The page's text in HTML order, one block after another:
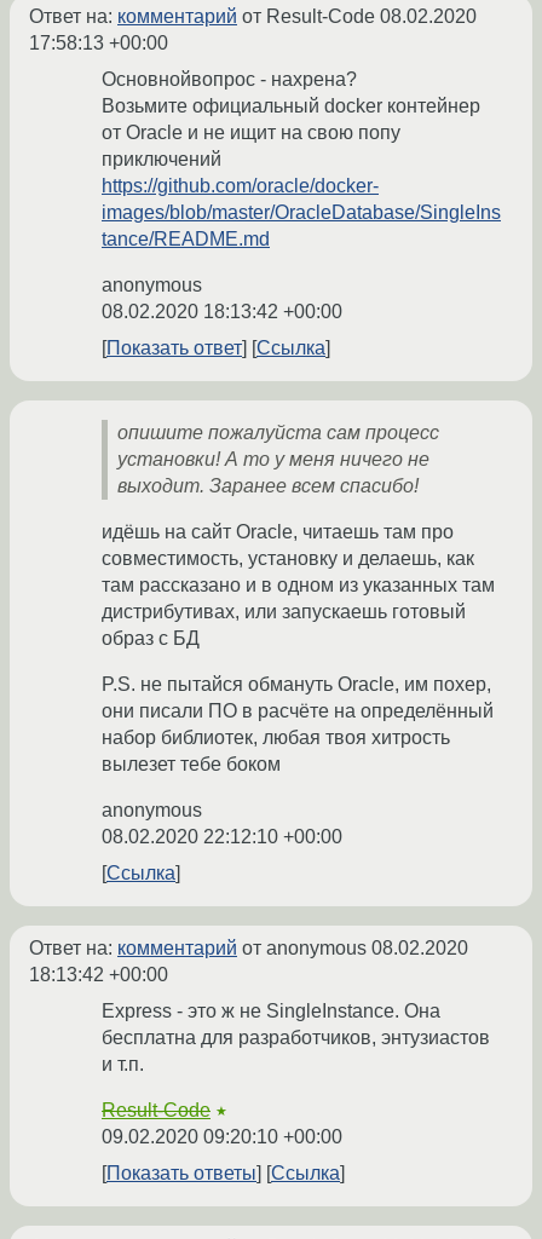
Ответ на: комментарий от Result-Code 08.02.2020
17:58:13 +00:00
Основнойвопрос - нахрена?
Возьмите официальный docker контейнер
от Oracle и не ищит на свою попу
приключений
https://github.com/oracle/docker-
images/blob/master/OracleDatabase/SingleIns
tance/README.md
anonymous
08.02.2020 18:13:42 +00:00
Показать ответ
Ссылка
опишите пожалуйста сам процесс
установки! А то у меня ничего не
выходит. Заранее всем спасибо!
идёшь на сайт Oracle, читаешь там про
совместимость, установку и делаешь, как
там рассказано и в одном из указанных там
дистрибутивах, или запускаешь готовый
образ с БД
P.S. не пытайся обмануть Oracle, им похер,
они писали ПО в расчёте на определённый
набор библиотек, любая твоя хитрость
вылезет тебе боком
anonymous
08.02.2020 22:12:10 +00:00
Ссылка
Ответ на: комментарий от anonymous 08.02.2020
18:13:42 +00:00
Express - это ж не SingleInstance. Она
бесплатна для разработчиков, энтузиастов
и т.п.
Result-Code ★
09.02.2020 09:20:10 +00:00
Показать ответы
Ссылка